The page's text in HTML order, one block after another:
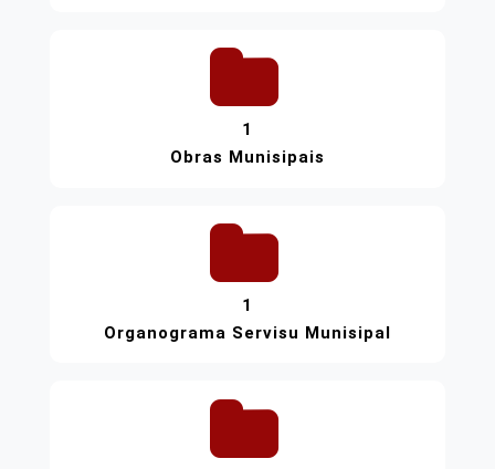
1
Obras Munisipais
1
Organograma Servisu Munisipal